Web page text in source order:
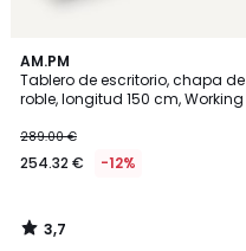
AM.PM
Tablero de escritorio, chapa de
roble, longitud 150 cm, Working
289.00 €
254.32 € -12%
3,7
/ 5
3,7
/